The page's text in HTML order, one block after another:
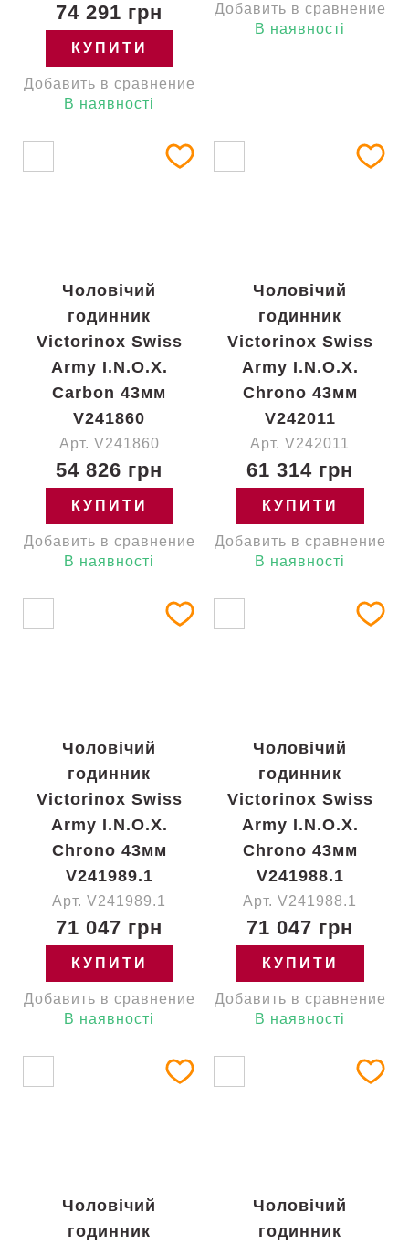
74 291 грн
КУПИТИ
Добавить в сравнение
В наявності
Добавить в сравнение
В наявності
Чоловічий
годинник
Victorinox Swiss
Army I.N.O.X.
Carbon 43мм
V241860
Арт. V241860
54 826 грн
КУПИТИ
Добавить в сравнение
В наявності
Чоловічий
годинник
Victorinox Swiss
Army I.N.O.X.
Chrono 43мм
V242011
Арт. V242011
61 314 грн
КУПИТИ
Добавить в сравнение
В наявності
Чоловічий
годинник
Victorinox Swiss
Army I.N.O.X.
Chrono 43мм
V241989.1
Арт. V241989.1
71 047 грн
КУПИТИ
Добавить в сравнение
В наявності
Чоловічий
годинник
Victorinox Swiss
Army I.N.O.X.
Chrono 43мм
V241988.1
Арт. V241988.1
71 047 грн
КУПИТИ
Добавить в сравнение
В наявності
Чоловічий
годинник
Чоловічий
годинник